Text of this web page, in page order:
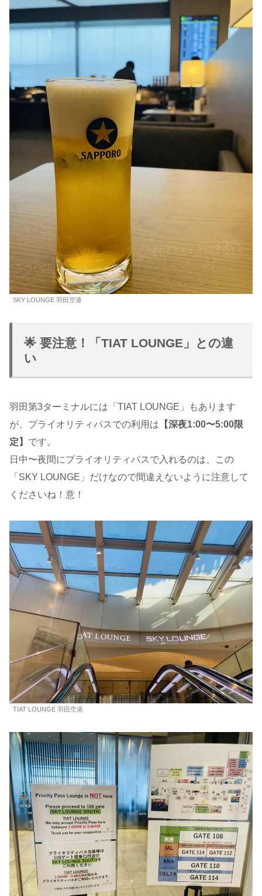
SKY LOUNGE 羽田空港
🌟 要注意！「TIAT LOUNGE」との違
い
羽田第3ターミナルには「TIAT LOUNGE」もあります
が、プライオリティパスでの利用は 【深夜1:00〜5:00限
定】 です。
日中〜夜間にプライオリティパスで入れるのは、この
「SKY LOUNGE」だけなので間違えないように注意して
くださいね！意！
TIAT LOUNGE 羽田空港